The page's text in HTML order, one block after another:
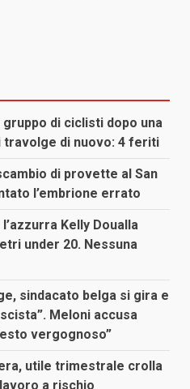
di ciclisti dopo una
di nuovo: 4 feriti
di provette al San
l’embrione errato
Kelly Doualla
under 20. Nessuna
sindacato belga si gira e
Meloni accusa
vergognoso”
utile trimestrale crolla
a rischio